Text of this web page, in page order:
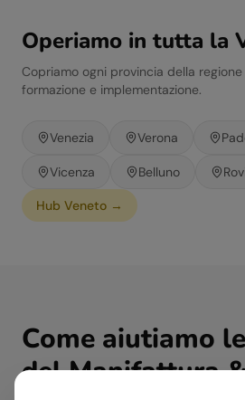
Operiamo in tutta la
Copriamo ogni provincia della regione
formazione e implementazione.
Venezia Verona
Vicenza Belluno
Hub Veneto →
Come aiutiamo
delManifattura